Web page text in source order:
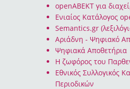
openABEKT για
Ενιαίος Κατάλογος
Semantics.gr
Αριάδνη - Ψηφιακό
Ψηφιακά Αποθετήρια
Η ζωφόρος του
Eθνικός Συλλογικός
Περιοδικών